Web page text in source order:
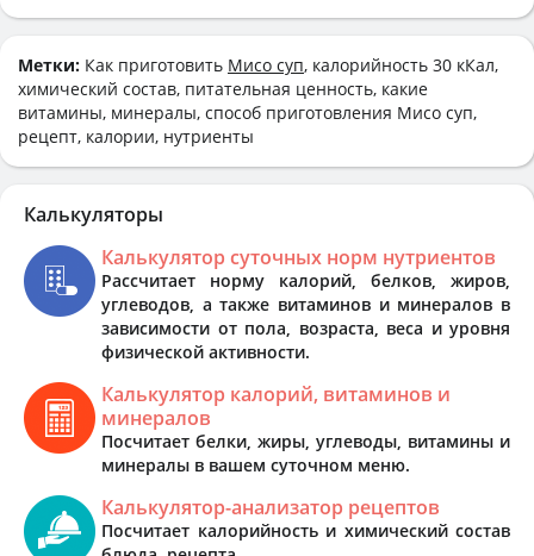
Метки: Как приготовить Мисо суп, калорийность 30 кКал,
химический состав, питательная ценность, какие
витамины, минералы, способ приготовления Мисо суп,
рецепт, калории, нутриенты
Калькуляторы
Калькулятор суточных норм нутриентов
Рассчитает норму калорий, белков, жиров,
углеводов, а также витаминов и минералов в
зависимости от пола, возраста, веса и уровня
физической активности.
Калькулятор калорий, витаминов и
минералов
Посчитает белки, жиры, углеводы, витамины и
минералы в вашем суточном меню.
Калькулятор-анализатор рецептов
Посчитает калорийность и химический состав